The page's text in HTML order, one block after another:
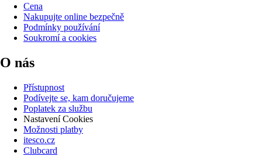
Cena
Nakupujte online bezpečně
Podmínky používání
Soukromí a cookies
O nás
Přístupnost
Podívejte se, kam doručujeme
Poplatek za službu
Nastavení Cookies
Možnosti platby
itesco.cz
Clubcard